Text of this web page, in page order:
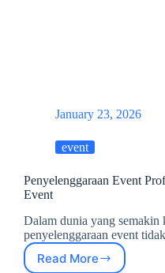
January 23, 2026
event
Penyelenggaraan Event
Event
Dalam dunia yang semakin
penyelenggaraan event
Read More